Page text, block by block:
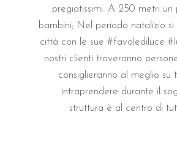
pregiatissimi. A 250 metri
bambini; Nel periodo natalizio
città con le sue #favolediluce
nostri clienti troveranno
consiglieranno al meglio
intraprendere durante il
struttura è al centro di